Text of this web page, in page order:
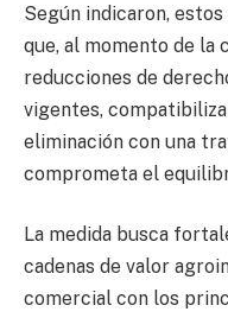
Según indicaron,
que, al momento de la
reducciones de
vigentes,
eliminación con una
comprometa el
La medida busca
cadenas de valor
comercial con los